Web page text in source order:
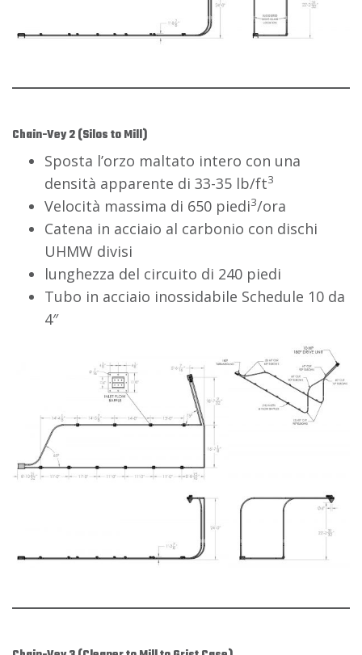
Chain-Vey 2 (Silos to Mill)
Sposta l’orzo maltato intero con una
densità apparente di 33-35 lb/ft3
Velocità massima di 650 piedi3/ora
Catena in acciaio al carbonio con dischi
UHMW divisi
lunghezza del circuito di 240 piedi
Tubo in acciaio inossidabile Schedule 10 da
4″